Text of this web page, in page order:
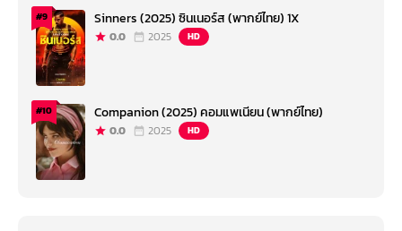
#9 Sinners (2025) ซินเนอร์ส (พากย์ไทย) 1X
0.0 2025 HD
#10 Companion (2025) คอมแพเนียน (พากย์ไทย)
0.0 2025 HD